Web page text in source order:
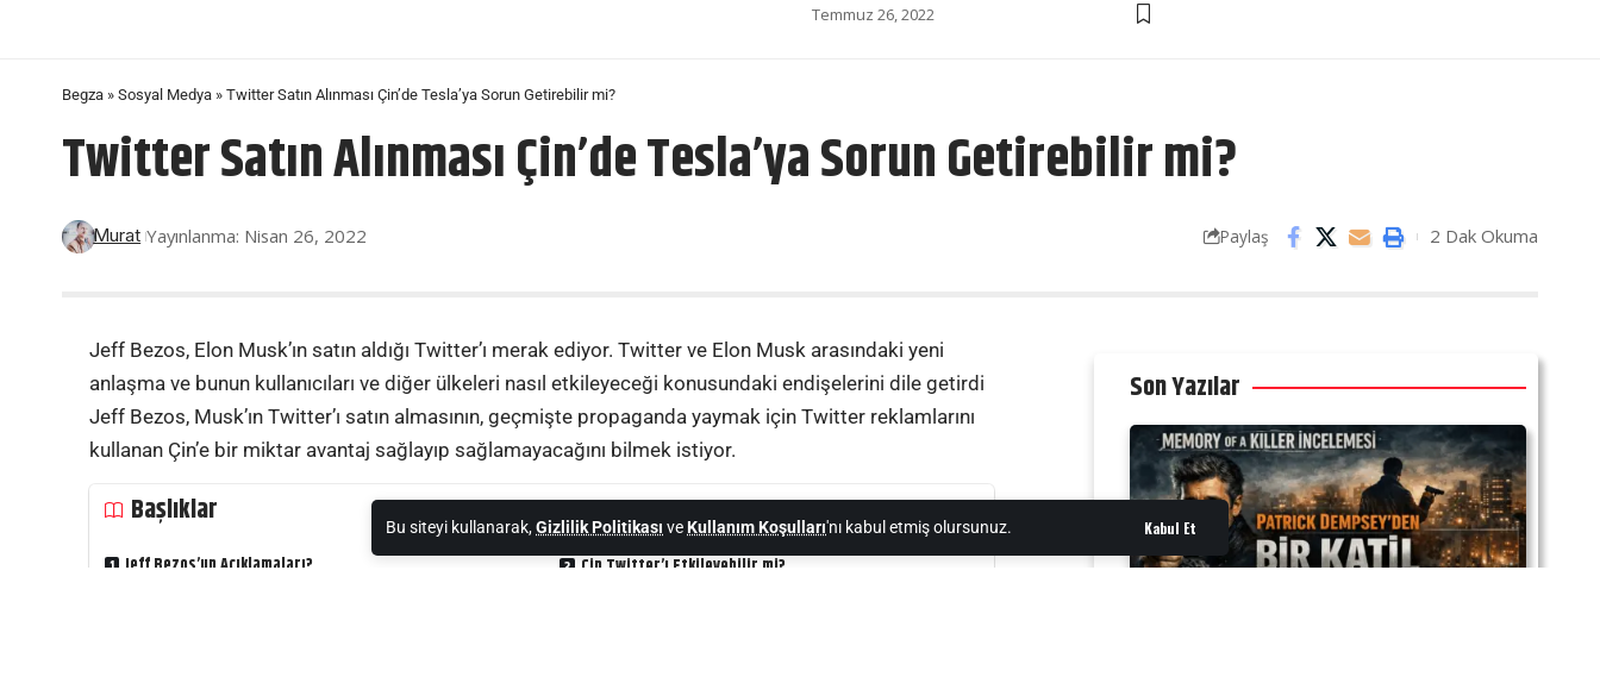
Bu siteyi kullanarak,Gizlilik Politikası veKullanım Koşulları'nı kabul etmiş olursunuz. Kabul Et
Temmuz 26, 2022
Begza » Sosyal Medya » Twitter Satın Alınması Çin’de Tesla’ya Sorun Getirebilir mi?
Twitter Satın Alınması Çin’de Tesla’ya Sorun Getirebilir mi?
Murat Yayınlanma: Nisan 26, 2022 Paylaş 2 Dak Okuma
Jeff Bezos, Elon Musk’ın satın aldığı Twitter’ı merak ediyor. Twitter ve Elon Musk arasındaki yeni
anlaşma ve bunun kullanıcıları ve diğer ülkeleri nasıl etkileyeceği konusundaki endişelerini dile getirdi
Jeff Bezos, Musk’ın Twitter’ı satın almasının, geçmişte propaganda yaymak için Twitter reklamlarını
kullanan Çin’e bir miktar avantaj sağlayıp sağlamayacağını bilmek istiyor.
Başlıklar
Jeff Bezos’un Açıklamaları? Çin Twitter’ı Etkileyebilir mi?
Son Yazılar